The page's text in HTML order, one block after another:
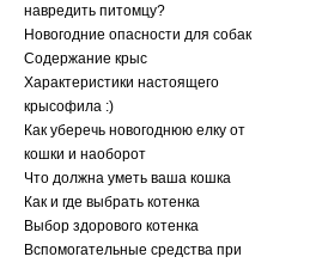
навредить питомцу?
Новогодние опасности для собак
Содержание крыс
Характеристики настоящего
крысофила :)
Как уберечь новогоднюю елку от
кошки и наоборот
Что должна уметь ваша кошка
Как и где выбрать котенка
Выбор здорового котенка
Вспомогательные средства при